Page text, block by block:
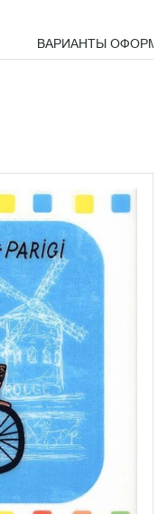
ВАРИАНТЫ